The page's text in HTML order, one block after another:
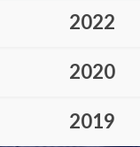
2022
2020
2019